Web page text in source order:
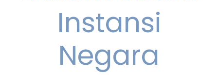
Instansi
Negara